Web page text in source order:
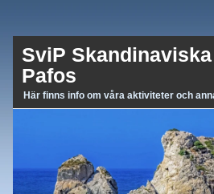
AKTIVITETER
OM OSS
LÄNKAR
SviP
Pafos
Här finns info om våra aktiviteter och